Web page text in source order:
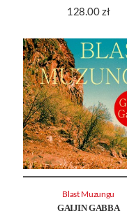
128.00 zł
GAIJIN GABBA
Blast Muzungu